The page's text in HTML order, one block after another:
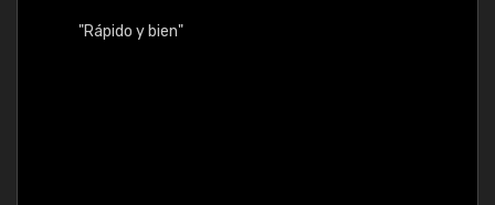
"Rápido y bien"